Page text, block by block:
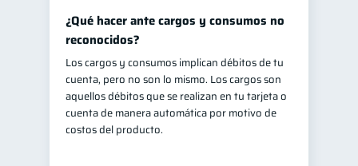
¿Qué hacer ante cargos y consumos no
reconocidos?
Los cargos y consumos implican débitos de tu
cuenta, pero no son lo mismo. Los cargos son
aquellos débitos que se realizan en tu tarjeta o
cuenta de manera automática por motivo de
costos del producto.